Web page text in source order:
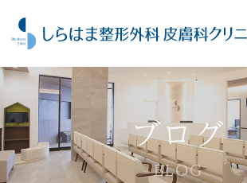
ブログ
BLOG